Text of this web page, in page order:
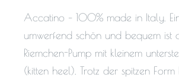
Accatino – 100% made in Italy.
umwerfend schön und bequem ist
Riemchen-Pump mit kleinem
(kitten heel). Trotz der spitzen